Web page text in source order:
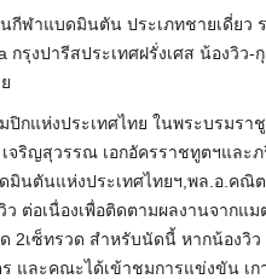
กีฬาแบดมินตัน ประเภทชายเดี่ยว
รุงปารีสประเทศฝรั่งเศส น้องวิ
กแห่งประเทศไทย ในพระบรมรา
ริญสุวรรณ เอกอัครราชทูตฯและ
นตันแห่งประเทศไทยฯ,พล.อ.ค
ต่อเนื่องเพื่อติดตามผลงานจากแ
เซ็ทรวด สำหรับนัดนี้ หากน้องวิว
และคณะได้เข้าชมการแข่งขัน เ